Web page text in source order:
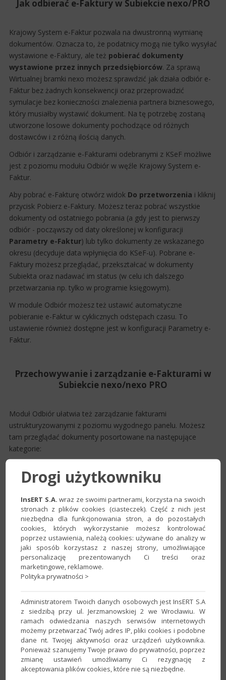
Jak odbierać e-Faktury w Subiekcie nexo/PRO
Krajowy System e-Faktur pozwala na dwustronną wymianę
dokumentów. Oznacza to, że podatnicy mogą nie tylko wysyłać
wystawione e-Faktury, ale też pobierać dokumenty
wystawione przez innych przedsiębiorców. Za sprawą
Wirtualnej bramki nexo możesz sprawdzić jak działa odbiór e-
Faktur bez żadnych konsekwencji oraz przeprowadzić
symulacje bez konieczności znalezienia partnera biznesowego,
który musiałby wystawić dokument. Na tę potrzebę zostaną
utworzone losowe dokumenty pochodzące od różnych
dostawców i z różną ilością danych.
Odbiór i zarządzanie e-Fakturami odebranymi z KSeF możliwe
jest z poziomu modułu Odbiór w węźle Krajowy System e-
Faktur.
Aby pobrać e-Fakturę otwórz widok Do przetworzenia i kliknij
przycisk Pobierz e-Faktury. Możesz teraz pobrać wszystkie
dokumenty od ostatniego pobrania (a gdy jest to pierwszy
odbiór - począwszy od daty określonej w konfiguracji
Parametry e-Faktur) lub tylko dokumenty ze wskazanego
okresu (decyduje data wpłynięcia do KSeF-u). Pobrane e-
Faktury możesz przeglądać, przekształcać w dokumenty
Subiekta oraz nadawać im status (w celu ich dalszego
przetwarzania np. tylko w programie księgowym).
W module Odbiór możesz też ustawić automatyczne
pobieranie e-Faktur w cyklicznych odstępach czasu. To
ustawienie również dostępne jest w konfiguracji Parametry e-
Faktur.
Przechowywanie i zarządzanie e-Fakturami w
Subiekcie nexo/nexo PRO
Moduł Odbiór ułatwia też zarządzanie fakturami
ustrukturyzowanymi z poziomu wygodnego panelu. Możesz
tam przeglądać dokumenty posortowane na następujące
kategorie:
pobrane z KSeF kwalifikujące się do przetworzenia w
przetworzone;
Przetworzone– znajdują się tam e-Faktury
przetworzone w dokumenty Subiekta;
Nie podlega– widoczne są tam e-Faktury pobrane z
KSeF i oznaczone jako niepodlegające przetworzeniu;
Wszystkie dokumenty– wszystkie e-Faktury
(wygenerowane i odebrane) utworzone w Subiekcie
nexo bez względu na ich poprawność czy status
Aktywacja KSeF w Rachmistrzu i Rewizorze
nexo PRO
Aktywacja KSeF w programach księgowych Insertu odbywa się
module Laboratorium. Aby aktywować tę funkcjonalność,
Drogi użytkowniku
InsERT S.A. wraz ze swoimi partnerami, korzysta na swoich
stronach z plików cookies (ciasteczek). Część z nich jest
niezbędna dla funkcjonowania stron, a do pozostałych
cookies, których wykorzystanie możesz kontrolować
poprzez ustawienia, należą cookies: używane do analizy w
jaki sposób korzystasz z naszej strony, umożliwiające
personalizację prezentowanych Ci treści oraz
marketingowe, reklamowe.
Polityka prywatności >
Administratorem Twoich danych osobowych jest InsERT S.A
z siedzibą przy ul. Jerzmanowskiej 2 we Wrocławiu. W
ramach odwiedzania naszych serwisów internetowych
możemy przetwarzać Twój adres IP, pliki cookies i podobne
dane nt. Twojej aktywności oraz urządzeń użytkownika.
Ponieważ szanujemy Twoje prawo do prywatności, poprzez
zmianę ustawień umożliwiamy Ci rezygnację z
akceptowania plików cookies, które nie są niezbędne.